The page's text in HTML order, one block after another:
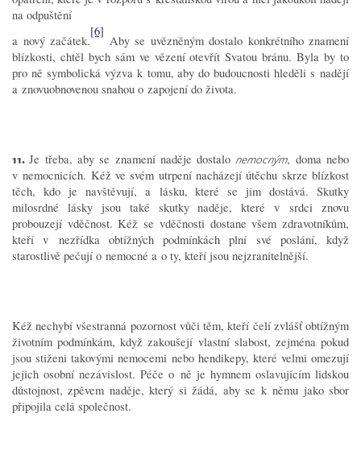
na odpuštění
a nový začátek.
[6]
Aby se uvězněným dostalo konkrétního znamení
blízkosti, chtěl bych sám ve vězení otevřít Svatou bránu. Byla by to
pro ně symbolická výzva k tomu, aby do budoucnosti hleděli s nadějí
a znovuobnovenou snahou o zapojení do života.
11.Je třeba, aby se znamení naděje dostalo nemocným, doma nebo
v nemocnicích. Kéž ve svém utrpení nacházejí útěchu skrze blízkost
těch, kdo je navštěvují, a lásku, které se jim dostává. Skutky
milosrdné lásky jsou také skutky naděje, které v srdci znovu
probouzejí vděčnost. Kéž se vděčnosti dostane všem zdravotníkům,
kteří v nezřídka obtížných podmínkách plní své poslání, když
starostlivě pečují o nemocné a o ty, kteří jsou nejzranitelnější.
Kéž nechybí všestranná pozornost vůči těm, kteří čelí zvlášť obtížným
životním podmínkám, když zakoušejí vlastní slabost, zejména pokud
jsou stiženi takovými nemocemi nebo hendikepy, které velmi omezují
jejich osobní nezávislost. Péče o ně je hymnem oslavujícím lidskou
důstojnost, zpěvem naděje, který si žádá, aby se k němu jako sbor
připojila celá společnost.